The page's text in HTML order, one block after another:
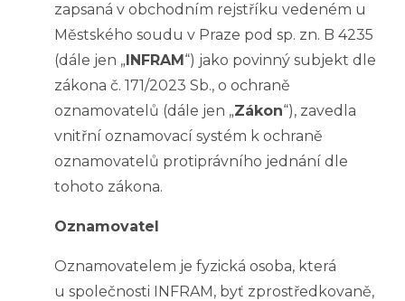
zapsaná v obchodním rejstříku vedeném u
Městského soudu v Praze pod sp. zn. B 4235
(dále jen „INFRAM“) jako povinný subjekt dle
zákona č. 171/2023 Sb., o ochraně
oznamovatelů (dále jen „Zákon“), zavedla
vnitřní oznamovací systém k ochraně
oznamovatelů protiprávního jednání dle
tohoto zákona.
Oznamovatel
Oznamovatelem je fyzická osoba, která
u společnosti INFRAM, byť zprostředkovaně,